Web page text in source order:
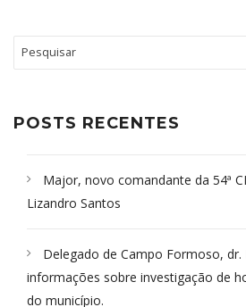
POSTS RECENTES
Major, novo comandante da 54ª
Lizandro Santos
Delegado de Campo Formoso, dr.
informações sobre investigação de
do município.